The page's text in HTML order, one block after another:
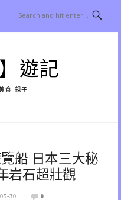
遊記
食 親子
船 日本三大秘
岩石超壯觀
30 0